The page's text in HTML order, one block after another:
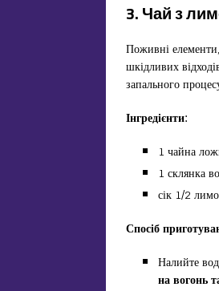
3. Чай з
Поживні
шкідливих
запального
Інгредієнти:
1 чайна
1 склянка
сік 1/2
Спосіб
Налийте
на вогонь